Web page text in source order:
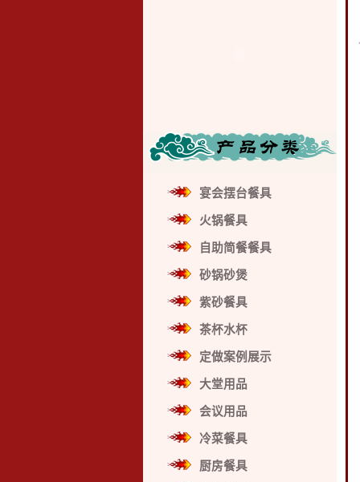
宴会摆台餐具
火锅餐具
自助简餐餐具
砂锅砂煲
紫砂餐具
茶杯水杯
定做案例展示
大堂用品
会议用品
冷菜餐具
厨房餐具